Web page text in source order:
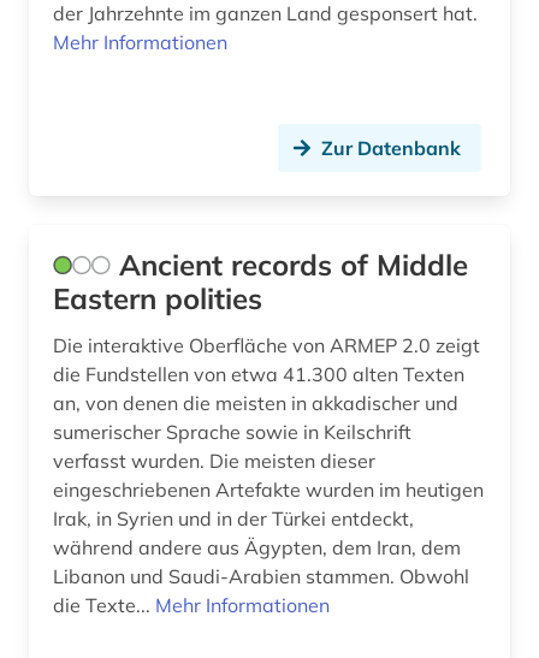
w. leibniz-programm (1)
geisteswissenschaften (21)
gemme (3)
generative ki (1)
geografie (3)
geographie (1)
geologie (1)
geowissenschaften (1)
germanen (2)
der Jahrzehnte im ganzen Land gesponsert hat.
Mehr Informationen
Zur Datenbank
Ancient records of Middle
Eastern polities
Die interaktive Oberfläche von ARMEP 2.0 zeigt
die Fundstellen von etwa 41.300 alten Texten
an, von denen die meisten in akkadischer und
sumerischer Sprache sowie in Keilschrift
verfasst wurden. Die meisten dieser
eingeschriebenen Artefakte wurden im heutigen
Irak, in Syrien und in der Türkei entdeckt,
während andere aus Ägypten, dem Iran, dem
Libanon und Saudi-Arabien stammen. Obwohl
die Texte... Mehr Informationen